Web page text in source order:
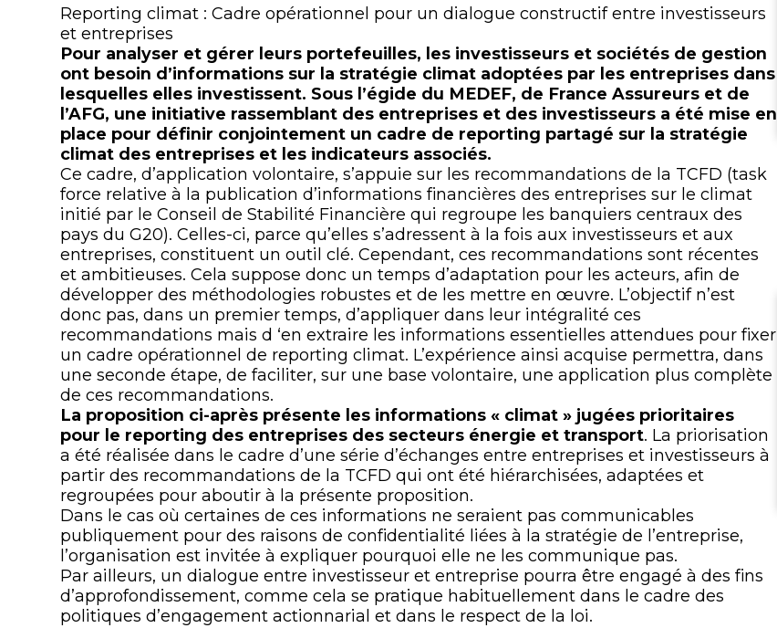
Reporting climat : Cadre opérationnel pour un dialogue constructif entre investisseurs
et entreprises
Pour analyser et gérer leurs portefeuilles, les investisseurs et sociétés de gestion
ont besoin d’informations sur la stratégie climat adoptées par les entreprises dans
lesquelles elles investissent. Sous l’égide du MEDEF, de France Assureurs et de
l’AFG, une initiative rassemblant des entreprises et des investisseurs a été mise en
place pour définir conjointement un cadre de reporting partagé sur la stratégie
climat des entreprises et les indicateurs associés.
Ce cadre, d’application volontaire, s’appuie sur les recommandations de la TCFD (task
force relative à la publication d’informations financières des entreprises sur le climat
initié par le Conseil de Stabilité Financière qui regroupe les banquiers centraux des
pays du G20). Celles-ci, parce qu’elles s’adressent à la fois aux investisseurs et aux
entreprises, constituent un outil clé. Cependant, ces recommandations sont récentes
et ambitieuses. Cela suppose donc un temps d’adaptation pour les acteurs, afin de
développer des méthodologies robustes et de les mettre en œuvre. L’objectif n’est
donc pas, dans un premier temps, d’appliquer dans leur intégralité ces
recommandations mais d ‘en extraire les informations essentielles attendues pour fixer
un cadre opérationnel de reporting climat. L’expérience ainsi acquise permettra, dans
une seconde étape, de faciliter, sur une base volontaire, une application plus complète
de ces recommandations.
La proposition ci-après présente les informations « climat » jugées prioritaires
pour le reporting des entreprises des secteurs énergie et transport. La priorisation
a été réalisée dans le cadre d’une série d’échanges entre entreprises et investisseurs à
partir des recommandations de la TCFD qui ont été hiérarchisées, adaptées et
regroupées pour aboutir à la présente proposition.
Dans le cas où certaines de ces informations ne seraient pas communicables
publiquement pour des raisons de confidentialité liées à la stratégie de l’entreprise,
l’organisation est invitée à expliquer pourquoi elle ne les communique pas.
Par ailleurs, un dialogue entre investisseur et entreprise pourra être engagé à des fins
d’approfondissement, comme cela se pratique habituellement dans le cadre des
politiques d’engagement actionnarial et dans le respect de la loi.